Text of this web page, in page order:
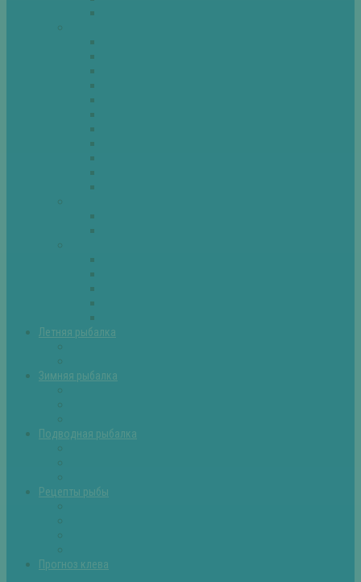
Летняя рыбалка
Зимняя рыбалка
Подводная рыбалка
Рецепты рыбы
Прогноз клева